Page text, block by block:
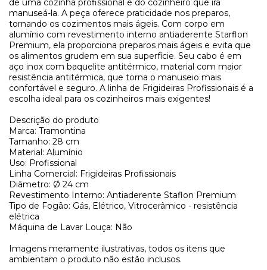
de uma cozinha profissional e do cozinheiro que irá
manuseá-la. A peça oferece praticidade nos preparos,
tornando os cozimentos mais ágeis. Com corpo em
alumínio com revestimento interno antiaderente Starflon
Premium, ela proporciona preparos mais ágeis e evita que
os alimentos grudem em sua superfície. Seu cabo é em
aço inox com baquelite antitérmico, material com maior
resistência antitérmica, que torna o manuseio mais
confortável e seguro. A linha de Frigideiras Profissionais é a
escolha ideal para os cozinheiros mais exigentes!
Descrição do produto
Marca: Tramontina
Tamanho: 28 cm
Material: Alumínio
Uso: Profissional
Linha Comercial: Frigideiras Profissionais
Diâmetro: Ø 24 cm
Revestimento Interno: Antiaderente Staflon Premium
Tipo de Fogão: Gás, Elétrico, Vitrocerâmico - resistência
elétrica
Máquina de Lavar Louça: Não
Imagens meramente ilustrativas, todos os itens que
ambientam o produto não estão inclusos.